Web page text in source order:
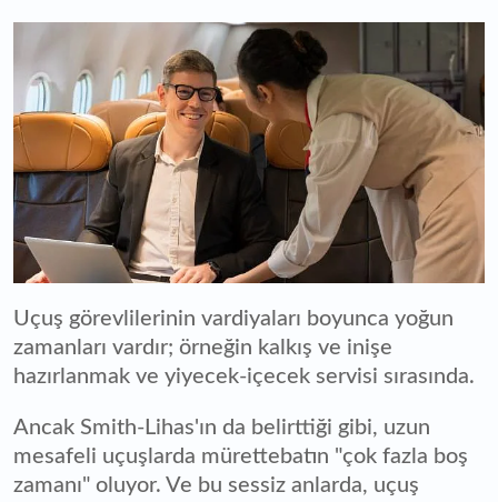
Uçuş görevlilerinin vardiyaları boyunca yoğun
zamanları vardır; örneğin kalkış ve inişe
hazırlanmak ve yiyecek-içecek servisi sırasında.
Ancak Smith-Lihas'ın da belirttiği gibi, uzun
mesafeli uçuşlarda mürettebatın "çok fazla boş
zamanı" oluyor. Ve bu sessiz anlarda, uçuş